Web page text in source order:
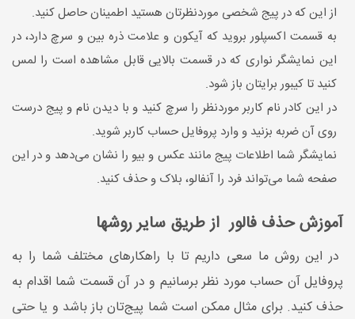
از این که در پیج شخصی موردنظرتان هستید اطمینان حاصل کنید.
به قسمت اکسپلور بروید که آیکون و علامت ذره بین و سرچ دارد، در
این نمایشگر نواری که در قسمت بالایی قابل مشاهده است را لمس
کنید تا کیبور برایتان باز شود.
در این کادر نام کاربر موردنظر را سرچ کنید و با دیدن نام و پیج درست
روی آن ضربه بزنید و وارد پروفایل حساب کاربر شوید.
نمایشگر شما اطلاعات پیج مانند عکس و بیو را نشان می‌دهد و در این
صفحه شما می‌تواند فرد را آنفالو، بلاک و حذف کنید.
آموزش حذف فالور از طریق سایر روشها
در این روش ما سعی داریم تا با راهکارهای مختلف شما را به
پروفایل آن حساب مورد نظر برسانیم و در آن قسمت شما اقدام به
حذف کنید. برای مثال ممکن است شما پیج‌تان باز باشد و یا حتی